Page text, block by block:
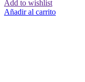
Add to wishlist
Añadir al carrito